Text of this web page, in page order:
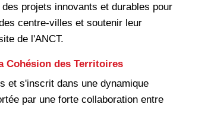
projets innovants et durables pour
centre-villes et soutenir leur
de l'ANCT.
Cohésion des Territoires
et s'inscrit dans une dynamique
par une forte collaboration entre